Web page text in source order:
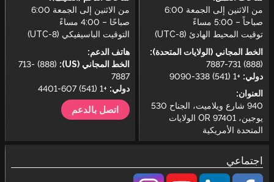
من الاثنين إلى الجمعة 6:00
صباحاً – 5:00 مساءً
توقيت المحيط الهادئ (UTC-8)
الخط المجاني (الولايات المتحدة):
(888) 731-7887
دولي: +1 (541) 338-9090
العنوان:
940 شارع ويلاميت، الجناح 530
يوجين، OR 97401 الولايات
المتحدة الأمريكية
من الاثنين إلى الجمعة 6:00
صباحًا – 4:00 مساءً
التوقيت الباسيفيكي (UTC-8)
هاتف الدعم:
الخط المجاني (US):
(888) 713-
7887
دولي: +1 (541) 607-4401
اتصل بالدعم
اجتماعي